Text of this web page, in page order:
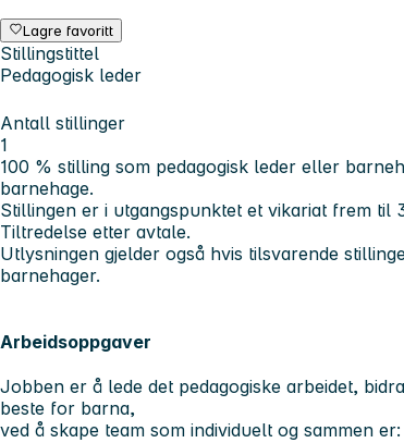
Lagre favoritt
Stillingstittel
Pedagogisk leder
Antall stillinger
1
100 % stilling som pedagogisk leder eller
barnehage.
Stillingen er i utgangspunktet et vikariat frem til
Tiltredelse etter avtale.
Utlysningen gjelder også hvis tilsvarende
barnehager.
Arbeidsoppgaver
Jobben er å lede det pedagogiske arbeidet,
beste for barna,
ved å skape team som individuelt og sammen er: